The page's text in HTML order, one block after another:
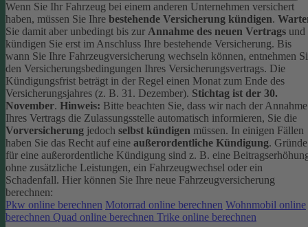
Wenn Sie Ihr Fahrzeug bei einem anderen Unternehmen versichert
haben, müssen Sie Ihre bestehende Versicherung kündigen.
Sie damit aber unbedingt bis zur Annahme des neuen Vertrags und
kündigen Sie erst im Anschluss Ihre bestehende Versicherung. Bis
wann Sie Ihre Fahrzeugversicherung wechseln können, entnehmen
den Versicherungsbedingungen Ihres Versicherungsvertrags. Die
Kündigungsfrist beträgt in der Regel einen Monat zum Ende des
Versicherungsjahres (z. B. 31. Dezember). Stichtag ist der 30.
November. Hinweis: Bitte beachten Sie, dass wir nach der Annahme
Ihres Vertrags die Zulassungsstelle automatisch informieren, Sie die
Vorversicherung jedoch selbst kündigen müssen. In einigen Fällen
haben Sie das Recht auf eine außerordentliche Kündigung. Gründe
für eine außerordentliche Kündigung sind z. B. eine
ohne zusätzliche Leistungen, ein Fahrzeugwechsel oder ein
Schadenfall. Hier können Sie Ihre neue Fahrzeugversicherung
berechnen:
Pkw online berechnen Motorrad online berechnen Wohnmobil online
berechnen Quad online berechnen Trike online berechnen